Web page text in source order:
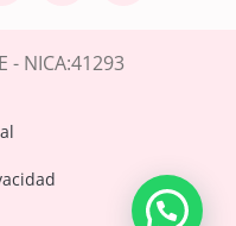
- NICA:41293